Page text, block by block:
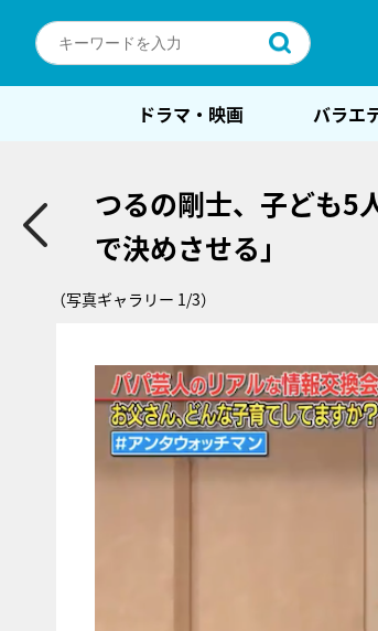
ドラマ・映画 バラエ
つるの剛士、子ども5
で決めさせる」
（写真ギャラリー 1/3）